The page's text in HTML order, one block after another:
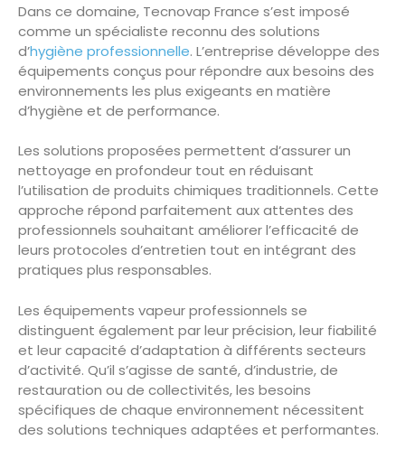
Dans ce domaine, Tecnovap France s’est imposé
comme un spécialiste reconnu des solutions
d’hygiène professionnelle. L’entreprise développe des
équipements conçus pour répondre aux besoins des
environnements les plus exigeants en matière
d’hygiène et de performance.
Les solutions proposées permettent d’assurer un
nettoyage en profondeur tout en réduisant
l’utilisation de produits chimiques traditionnels. Cette
approche répond parfaitement aux attentes des
professionnels souhaitant améliorer l’efficacité de
leurs protocoles d’entretien tout en intégrant des
pratiques plus responsables.
Les équipements vapeur professionnels se
distinguent également par leur précision, leur fiabilité
et leur capacité d’adaptation à différents secteurs
d’activité. Qu’il s’agisse de santé, d’industrie, de
restauration ou de collectivités, les besoins
spécifiques de chaque environnement nécessitent
des solutions techniques adaptées et performantes.